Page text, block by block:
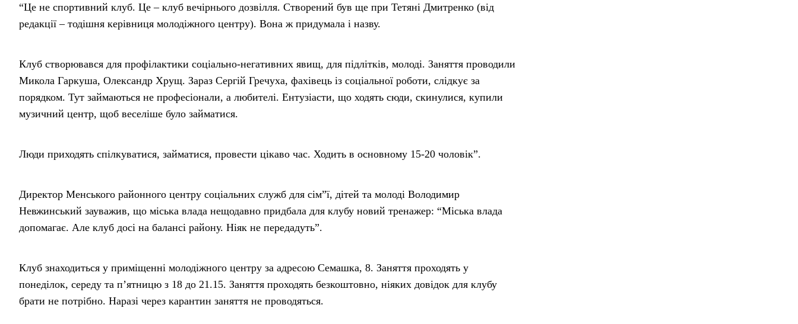
“Це не спортивний клуб. Це – клуб вечірнього дозвілля. Створений був ще при Тетяні Дмитренко (від
редакції – тодішня керівниця молодіжного центру). Вона ж придумала і назву.
Клуб створювався для профілактики соціально-негативних явищ, для підлітків, молоді. Заняття проводили
Микола Гаркуша, Олександр Хрущ. Зараз Сергій Гречуха, фахівець із соціальної роботи, слідкує за
порядком. Тут займаються не професіонали, а любителі. Ентузіасти, що ходять сюди, скинулися, купили
музичний центр, щоб веселіше було займатися.
Люди приходять спілкуватися, займатися, провести цікаво час. Ходить в основному 15-20 чоловік”.
Директор Менського районного центру соціальних служб для сім”ї, дітей та молоді Володимир
Невжинський зауважив, що міська влада нещодавно придбала для клубу новий тренажер: “Міська влада
допомагає. Але клуб досі на балансі району. Ніяк не передадуть”.
Клуб знаходиться у приміщенні молодіжного центру за адресою Семашка, 8. Заняття проходять у
понеділок, середу та п’ятницю з 18 до 21.15. Заняття проходять безкоштовно, ніяких довідок для клубу
брати не потрібно. Наразі через карантин заняття не проводяться.